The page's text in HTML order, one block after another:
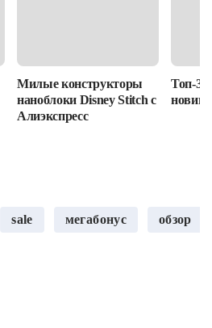
Милые конструкторы
наноблоки Disney Stitch с
Алиэкспресс
Топ-3
sale мегабонус обзор